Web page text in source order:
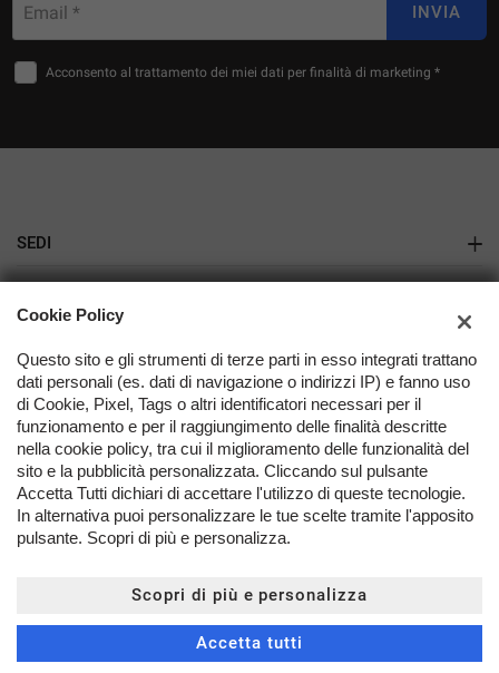
Email * INVIA
Acconsento al trattamento dei miei dati per finalità di marketing *
SEDI
Varese
AZIENDA
Contatti
TORNA IN CIMA
Copyright © 2026 Millcar Srl - P.IVA 01212400129 -Leggi
l'informativa sulla privacy -Cookie Policy
Cookie Policy
Questo sito e gli strumenti di terze parti in esso integrati trattano
dati personali (es. dati di navigazione o indirizzi IP) e fanno uso
di Cookie, Pixel, Tags o altri identificatori necessari per il
funzionamento e per il raggiungimento delle finalità descritte
nella cookie policy, tra cui il miglioramento delle funzionalità del
sito e la pubblicità personalizzata. Cliccando sul pulsante
Accetta Tutti dichiari di accettare l'utilizzo di queste tecnologie.
In alternativa puoi personalizzare le tue scelte tramite l'apposito
pulsante. Scopri di più e personalizza.
Scopri di più e personalizza
Accetta tutti